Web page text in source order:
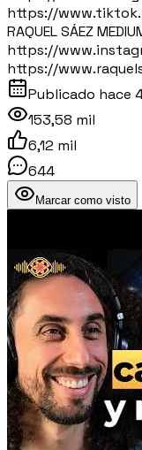
https://
RAQUEL SÁEZ
https://
https://
Publicado hace
153,58 mil
6,12 mil
644
Marcar como visto